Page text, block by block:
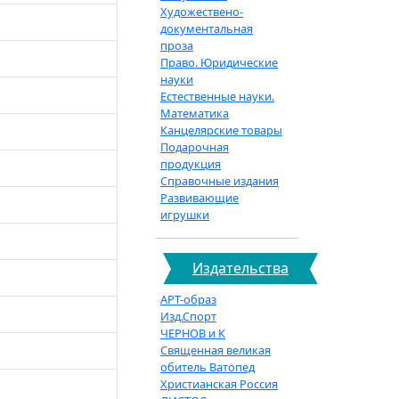
Художествено-
документальная
проза
Право. Юридические
науки
Естественные науки.
Математика
Канцелярские товары
Подарочная
продукция
Справочные издания
Развивающие
игрушки
Издательства
АРТ-образ
Изд.Спорт
ЧЕРНОВ и К
Священная великая
обитель Ватопед
Христианская Россия